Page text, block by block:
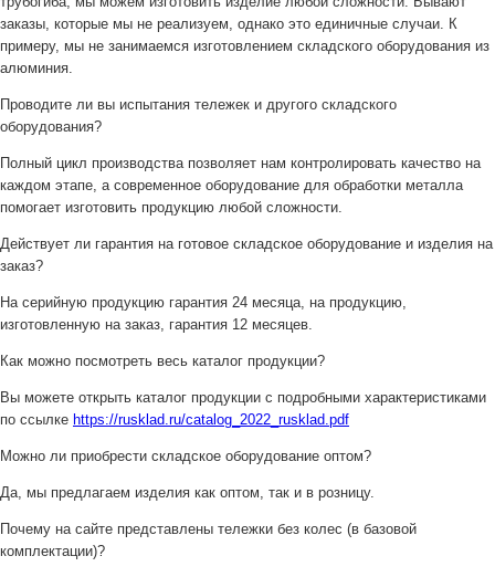
заказы, которые мы не реализуем, однако это единичные случаи. К
примеру, мы не занимаемся изготовлением складского оборудования из
алюминия.
Проводите ли вы испытания тележек и другого складского
оборудования?
Полный цикл производства позволяет нам контролировать качество на
каждом этапе, а современное оборудование для обработки металла
помогает изготовить продукцию любой сложности.
Действует ли гарантия на готовое складское оборудование и изделия на
заказ?
На серийную продукцию гарантия 24 месяца, на продукцию,
изготовленную на заказ, гарантия 12 месяцев.
Как можно посмотреть весь каталог продукции?
Вы можете открыть каталог продукции с подробными характеристиками
по ссылке https://rusklad.ru/catalog_2022_rusklad.pdf
Можно ли приобрести складское оборудование оптом?
Да, мы предлагаем изделия как оптом, так и в розницу.
Почему на сайте представлены тележки без колес (в базовой
комплектации)?